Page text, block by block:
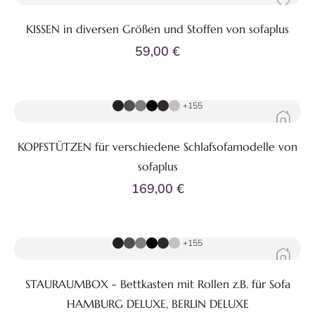
KISSEN in diversen Größen und Stoffen von sofaplus
59,00 €
+155
KOPFSTÜTZEN für verschiedene Schlafsofamodelle von
sofaplus
169,00 €
+155
STAURAUMBOX - Bettkasten mit Rollen z.B. für Sofa
HAMBURG DELUXE, BERLIN DELUXE